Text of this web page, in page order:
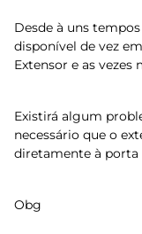
Desde à uns
disponível de vez
Extensor e as
Existirá algum
necessário que o
diretamente à porta
Obg